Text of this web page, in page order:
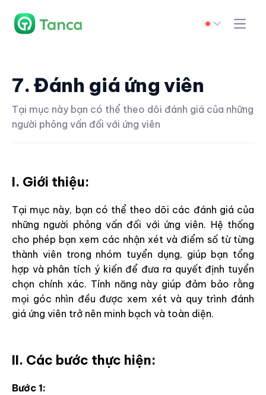
7. Đánh giá ứng viên
Tại mục này bạn có thể theo dõi đánh giá của những
người phỏng vấn đối với ứng viên
I. Giới thiệu:
Tại mục này, bạn có thể theo dõi các đánh giá của
những người phỏng vấn đối với ứng viên. Hệ thống
cho phép bạn xem các nhận xét và điểm số từ từng
thành viên trong nhóm tuyển dụng, giúp bạn tổng
hợp và phân tích ý kiến để đưa ra quyết định tuyển
chọn chính xác. Tính năng này giúp đảm bảo rằng
mọi góc nhìn đều được xem xét và quy trình đánh
giá ứng viên trở nên minh bạch và toàn diện.
II. Các bước thực hiện:
Bước 1: